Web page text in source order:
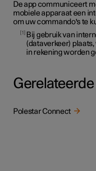
De app communiceert
mobiele apparaat een
om uw commando's te
1
Bij gebruik van
(dataverkeer)
in rekening worden
Polestar Connect